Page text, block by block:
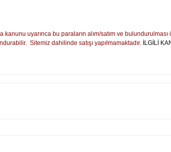
kanunu uyarınca bu paraların alım/satım ve
Sitemiz dahilinde satışı yapılmamaktadır. İLGİLİ